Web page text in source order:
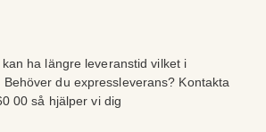
ha längre leveranstid vilket i
du expressleverans? Kontakta
00 så hjälper vi dig